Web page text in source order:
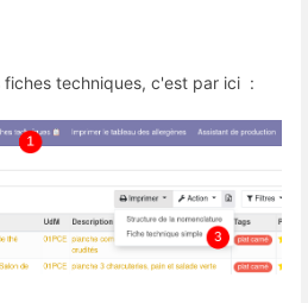
fiches techniques, c'est par ici :